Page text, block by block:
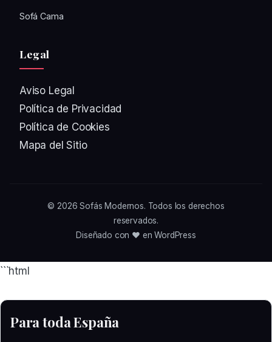
Sofá Cama
Legal
Aviso Legal
Política de Privacidad
Política de Cookies
Mapa del Sitio
© 2026Sofás Modernos. Todos los derechos
reservados.
Diseñado con ❤️ en WordPress
```html
Para toda España